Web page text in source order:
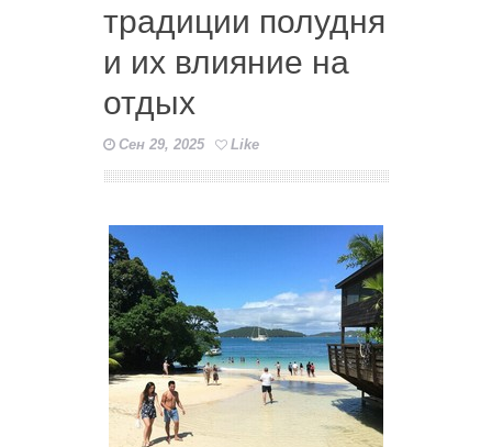
традиции полудня
и их влияние на
отдых
Сен 29, 2025 Like